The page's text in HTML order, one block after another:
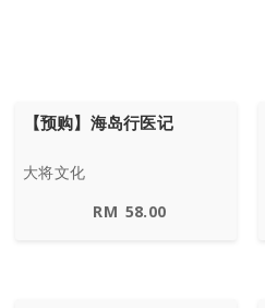
【预购】海岛行医记
大将文化
RM 58.00